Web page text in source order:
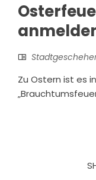
Zu Ostern ist es